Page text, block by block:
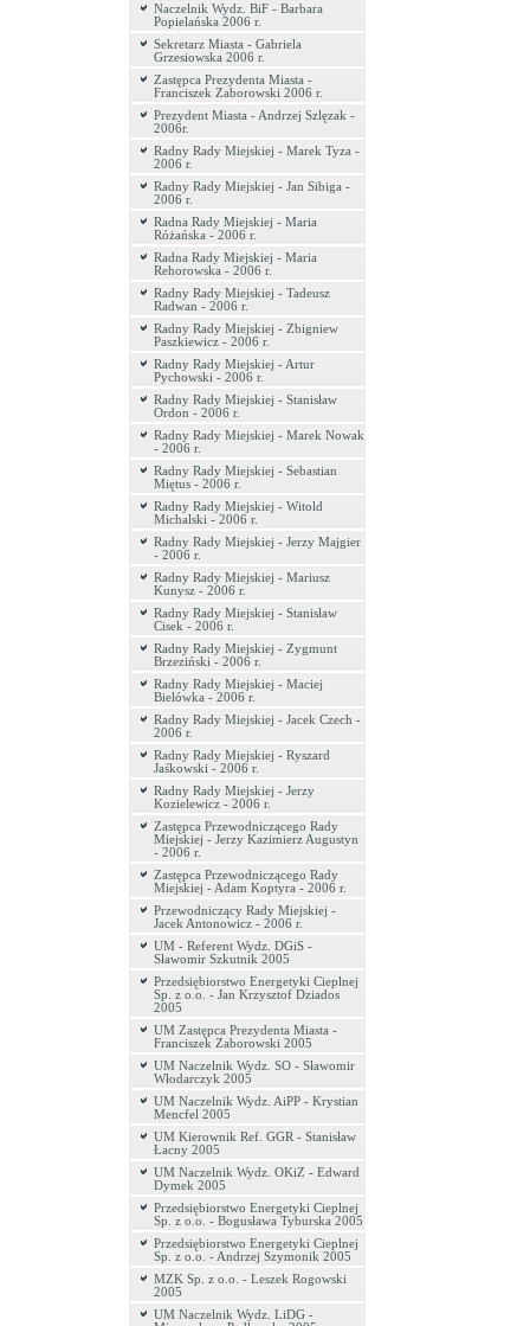
Naczelnik Wydz. BiF - Barbara
Popielańska 2006 r.
Sekretarz Miasta - Gabriela
Grzesiowska 2006 r.
Zastępca Prezydenta Miasta -
Franciszek Zaborowski 2006 r.
Prezydent Miasta - Andrzej Szlęzak -
2006r.
Radny Rady Miejskiej - Marek Tyza -
2006 r.
Radny Rady Miejskiej - Jan Sibiga -
2006 r.
Radna Rady Miejskiej - Maria
Różańska - 2006 r.
Radna Rady Miejskiej - Maria
Rehorowska - 2006 r.
Radny Rady Miejskiej - Tadeusz
Radwan - 2006 r.
Radny Rady Miejskiej - Zbigniew
Paszkiewicz - 2006 r.
Radny Rady Miejskiej - Artur
Pychowski - 2006 r.
Radny Rady Miejskiej - Stanisław
Ordon - 2006 r.
Radny Rady Miejskiej - Marek Nowak
- 2006 r.
Radny Rady Miejskiej - Sebastian
Miętus - 2006 r.
Radny Rady Miejskiej - Witold
Michalski - 2006 r.
Radny Rady Miejskiej - Jerzy Majgier
- 2006 r.
Radny Rady Miejskiej - Mariusz
Kunysz - 2006 r.
Radny Rady Miejskiej - Stanisław
Cisek - 2006 r.
Radny Rady Miejskiej - Zygmunt
Brzeziński - 2006 r.
Radny Rady Miejskiej - Maciej
Bielówka - 2006 r.
Radny Rady Miejskiej - Jacek Czech -
2006 r.
Radny Rady Miejskiej - Ryszard
Jaśkowski - 2006 r.
Radny Rady Miejskiej - Jerzy
Kozielewicz - 2006 r.
Zastępca Przewodniczącego Rady
Miejskiej - Jerzy Kazimierz Augustyn
- 2006 r.
Zastępca Przewodniczącego Rady
Miejskiej - Adam Koptyra - 2006 r.
Przewodniczący Rady Miejskiej -
Jacek Antonowicz - 2006 r.
UM - Referent Wydz. DGiS -
Sławomir Szkutnik 2005
Przedsiębiorstwo Energetyki Cieplnej
Sp. z o.o. - Jan Krzysztof Dziados
2005
UM Zastępca Prezydenta Miasta -
Franciszek Zaborowski 2005
UM Naczelnik Wydz. SO - Sławomir
Włodarczyk 2005
UM Naczelnik Wydz. AiPP - Krystian
Mencfel 2005
UM Kierownik Ref. GGR - Stanisław
Łacny 2005
UM Naczelnik Wydz. OKiZ - Edward
Dymek 2005
Przedsiębiorstwo Energetyki Cieplnej
Sp. z o.o. - Bogusława Tyburska 2005
Przedsiębiorstwo Energetyki Cieplnej
Sp. z o.o. - Andrzej Szymonik 2005
MZK Sp. z o.o. - Leszek Rogowski
2005
UM Naczelnik Wydz. LiDG -